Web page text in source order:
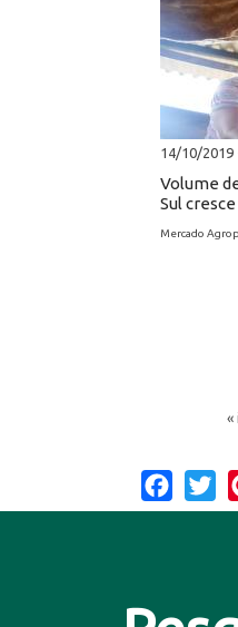
14/10/2019
Volume
Sul
Mercado
«